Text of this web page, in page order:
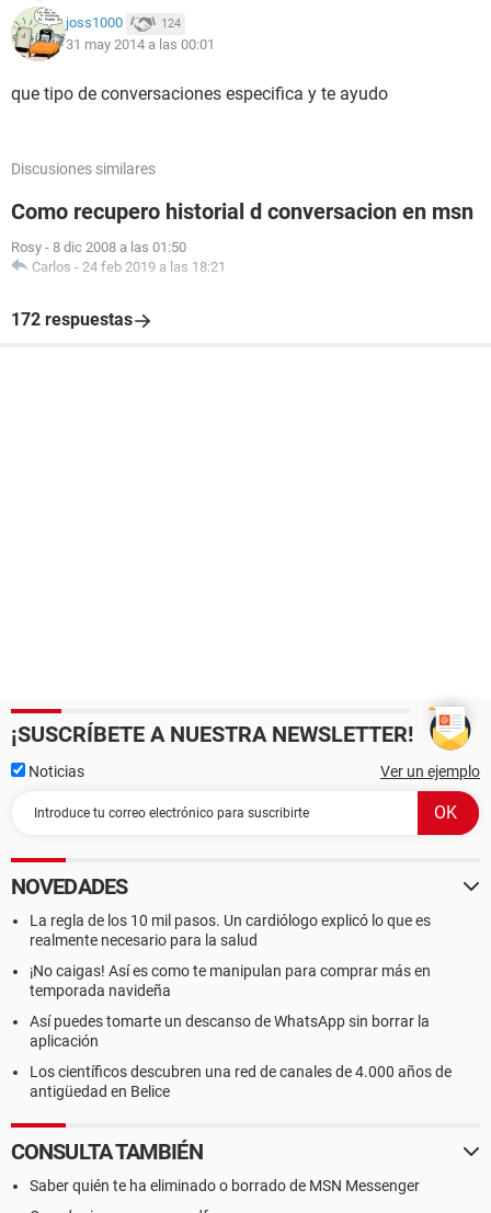
joss1000 124
31 may 2014 a las 00:01
que tipo de conversaciones especifica y te ayudo
Discusiones similares
Como recupero historial d conversacion en msn
Rosy - 8 dic 2008 a las 01:50
Carlos - 24 feb 2019 a las 18:21
172 respuestas
¡SUSCRÍBETE A NUESTRA NEWSLETTER!
Noticias Ver un ejemplo
NOVEDADES
La regla de los 10 mil pasos. Un cardiólogo explicó lo que es
realmente necesario para la salud
¡No caigas! Así es como te manipulan para comprar más en
temporada navideña
Así puedes tomarte un descanso de WhatsApp sin borrar la
aplicación
Los científicos descubren una red de canales de 4.000 años de
antigüedad en Belice
CONSULTA TAMBIÉN
Saber quién te ha eliminado o borrado de MSN Messenger